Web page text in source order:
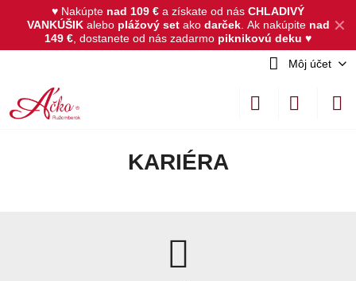
✕
♥ Nakúpte nad 109 € a získate od nás CHLADIVÝ
VANKÚŠIKalebo plážový set akodarček. Ak nakúpite nad
149 € , dostanete od nás zadarmo piknikovú deku ♥
Môj účet
KARIÉRA